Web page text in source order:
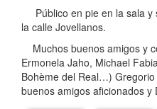
Público en pie en la sala y
la calle Jovellanos.
Muchos buenos amigos y
Ermonela Jaho, Michael
Bohème del Real…)
buenos amigos aficionados y